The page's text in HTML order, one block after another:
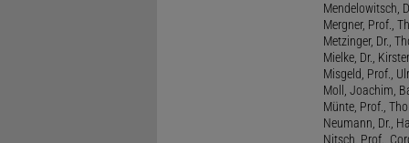
Mendelowitsch,
Mergner, Prof.,
Metzinger, Dr.,
Mielke, Dr.,
Misgeld, Prof.,
Moll, Joachim,
Münte, Prof.,
Neumann, Dr.,
Nitsch, Prof.,